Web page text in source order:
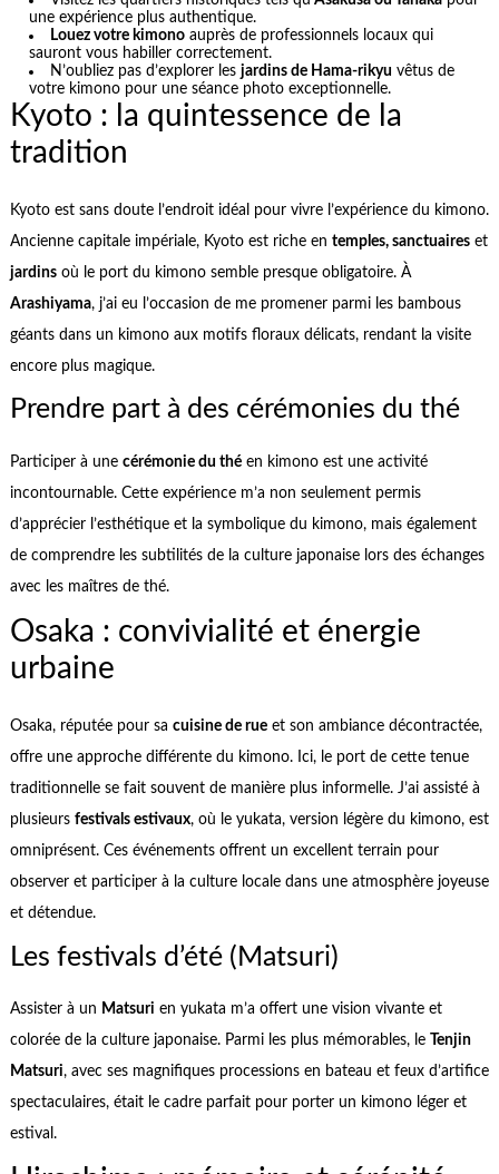
une expérience plus authentique.
Louez votre kimono auprès de professionnels locaux qui
sauront vous habiller correctement.
N’oubliez pas d’explorer lesjardins de Hama-rikyu vêtus de
votre kimono pour une séance photo exceptionnelle.
Kyoto : la quintessence de la
tradition
Kyoto est sans doute l’endroit idéal pour vivre l’expérience du kimono.
Ancienne capitale impériale, Kyoto est riche en temples, sanctuaireset
jardinsoù le port du kimono semble presque obligatoire. À
Arashiyama, j’ai eu l’occasion de me promener parmi les bambous
géants dans un kimono aux motifs floraux délicats, rendant la visite
encore plus magique.
Prendre part à des cérémonies du thé
Participer à une cérémonie du théen kimono est une activité
incontournable. Cette expérience m’a non seulement permis
d’apprécier l’esthétique et la symbolique du kimono, mais également
de comprendre les subtilités de la culture japonaise lors des échanges
avec les maîtres de thé.
Osaka : convivialité et énergie
urbaine
Osaka, réputée pour sa cuisine de rueet son ambiance décontractée,
offre une approche différente du kimono. Ici, le port de cette tenue
traditionnelle se fait souvent de manière plus informelle. J’ai assisté à
plusieurs festivals estivaux, où le yukata, version légère du kimono, est
omniprésent. Ces événements offrent un excellent terrain pour
observer et participer à la culture locale dans une atmosphère joyeuse
et détendue.
Les festivals d’été (Matsuri)
Assister à un Matsuri en yukata m’a offert une vision vivante et
colorée de la culture japonaise. Parmi les plus mémorables, le
Tenjin
Matsuri, avec ses magnifiques processions en bateau et feux d’artifice
spectaculaires, était le cadre parfait pour porter un kimono léger et
estival.